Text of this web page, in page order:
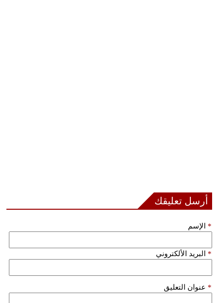
أرسل تعليقك
الإسم *
البريد الألكتروني *
عنوان التعليق *